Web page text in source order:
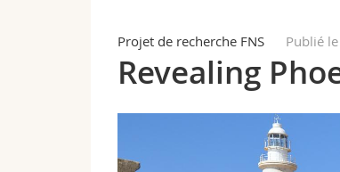
Projet de recherche FNS Publié
Revealing